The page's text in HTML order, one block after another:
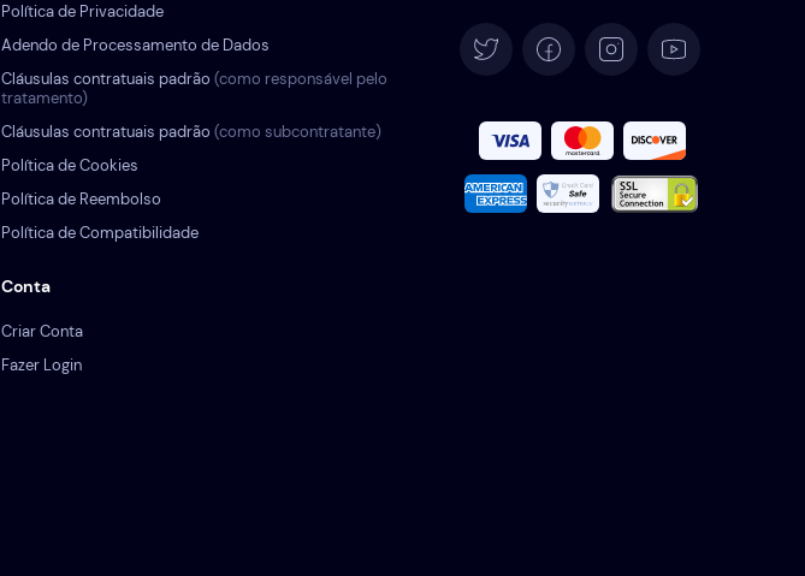
Conta
Criar Conta
Fazer Login
Política de Privacidade
Adendo de Processamento de Dados
Cláusulas contratuais padrão (como responsável pelo
tratamento)
Cláusulas contratuais padrão (como subcontratante)
Política de Cookies
Política de Reembolso
Política de Compatibilidade
Español
Français